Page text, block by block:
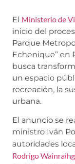
El Ministerio de
inicio del
Parque
Echenique” en
busca
un espacio
recreación, la
urbana.
El anuncio se
ministro Iván
autoridades
Rodrigo